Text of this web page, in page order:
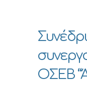
ΟΣΕΒ